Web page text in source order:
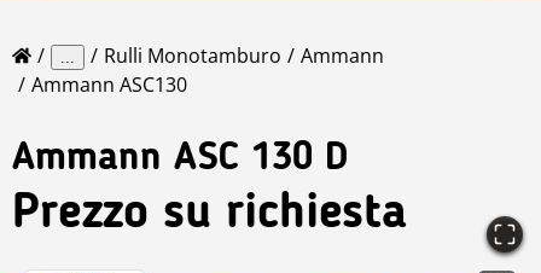
... Rulli Monotamburo
Ammann
Ammann ASC130
Ammann ASC 130 D
Prezzo su richiesta